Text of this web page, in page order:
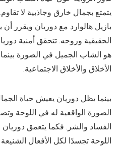
يتمتع بجمال خارق وجاذبية لا
بازيل هالوارد مع دوريان ويقرر
الحقيقية وروحه. تتحقق أمنية
هو الشاب الجميل في الصورة
الأخلاق والأخلاق الاجتماعية.
بينما يظل دوريان يعيش حياة
الصورة الواقعية له في اللوحة
الفساد والشر. فكما يتعمق
اللوحة تجسدًا لكل الأفعال الشنيعة